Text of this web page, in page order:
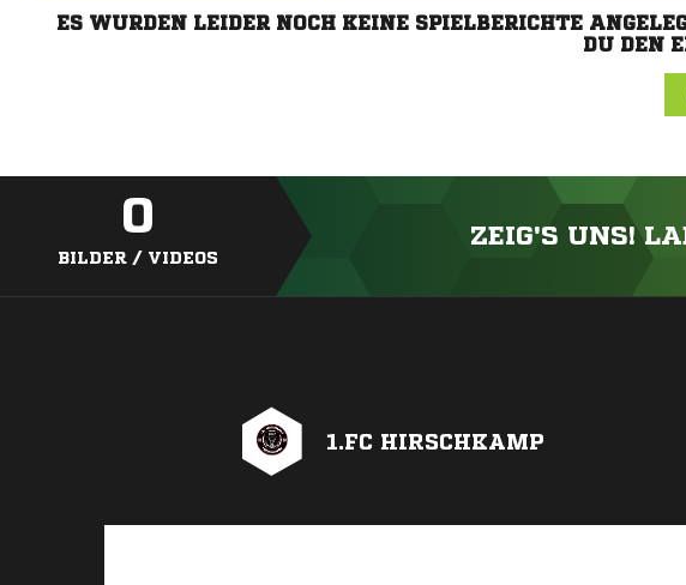
ES WURDEN LEIDER NOCH KEINE SPIELBERICHTE
DU DEN
0
BILDER / VIDEOS
ZEIG'S UNS!
1.FC HIRSCHKAMP